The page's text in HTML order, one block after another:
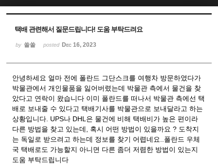
택배 관련해서 질문드립니다! 도움 부탁드려요
by 쏠쏠 posted Dec 16, 2023
안녕하세요 얼마 전에 폴란드 그단스크를 여행차 방문하였다가
박물관에서 개인물품을 잃어버렸는데 박물관 측에서 물건을 찾
았다고 연락이 왔습니다 이미 폴란드를 떠나서 박물관 측에선 택
배로 보내줄 수 있다고 택배기사를 박물관으로 보내달라고 하는
상황입니다. UPS나 DHL은 물건에 비해 택배비가 높은 편이라
다른 방법을 찾고 있는데, 혹시 어떤 방법이 있을까요 ? 도착지
는 독일로 받으려고 하는데 정보를 찾기 어렵네요..폴란드 우체
국 택배로도 가능할지 아니면 다른 좀더 저렴한 방법이 있는지
도움 부탁드립니다
Sketchbook5, 스케치북5